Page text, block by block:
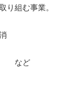
り組む事業。
ど